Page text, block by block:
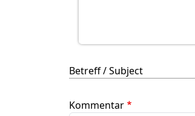
Betreff / Subject
Kommentar